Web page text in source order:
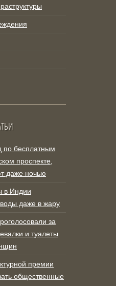
по бесплатным
проспекте,
даже ночью
в Индии
даже в жару
за
и туалеты
премии
общественные